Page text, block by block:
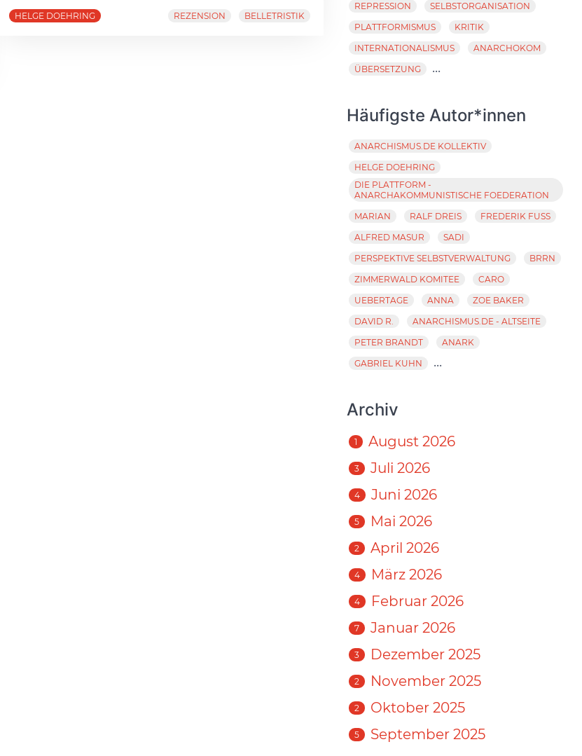
HELGE DOEHRING REZENSION BELLETRISTIK
REPRESSION
SELBSTORGANISATION
PLATTFORMISMUS
KRITIK
INTERNATIONALISMUS
ANARCHOKOM
ÜBERSETZUNG
...
Häufigste Autor*innen
ANARCHISMUS.DE KOLLEKTIV
HELGE DOEHRING
DIE PLATTFORM -
ANARCHAKOMMUNISTISCHE FOEDERATION
MARIAN
RALF DREIS
FREDERIK FUSS
ALFRED MASUR
SADI
PERSPEKTIVE SELBSTVERWALTUNG
BRRN
ZIMMERWALD KOMITEE
CARO
UEBERTAGE
ANNA
ZOE BAKER
DAVID R.
ANARCHISMUS.DE - ALTSEITE
PETER BRANDT
ANARK
GABRIEL KUHN
...
Archiv
1 August 2026
3 Juli 2026
4 Juni 2026
5 Mai 2026
2 April 2026
4 März 2026
4 Februar 2026
7 Januar 2026
3 Dezember 2025
2 November 2025
2 Oktober 2025
5 September 2025